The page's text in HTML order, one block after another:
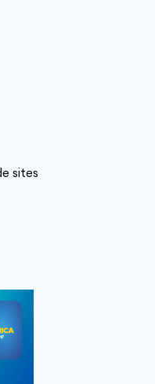
sites